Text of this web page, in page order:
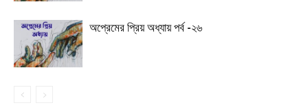
অপ্রেমের প্রিয় অধ্যায় পর্ব -২৬